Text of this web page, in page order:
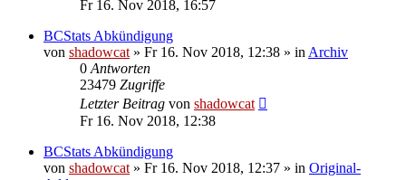
Fr 16. Nov 2018, 16:57
BCStats Abkündigung
von shadowcat » Fr 16. Nov 2018, 12:38 » in Archiv
0 Antworten
23479 Zugriffe
Letzter Beitrag von shadowcat
Fr 16. Nov 2018, 12:38
BCStats Abkündigung
von shadowcat » Fr 16. Nov 2018, 12:37 » in Original-